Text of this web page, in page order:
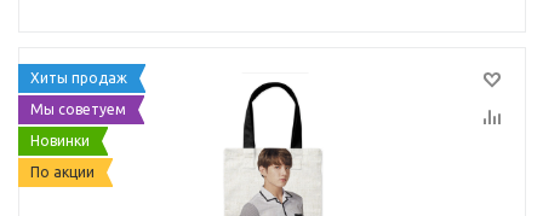
Хиты продаж
Мы советуем
Новинки
По акции